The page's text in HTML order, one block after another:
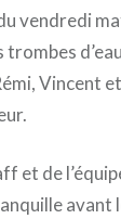
vendredi
trombes
Vincent
et de
avant